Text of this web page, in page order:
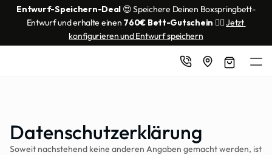
Entwurf-Speichern-Deal 😍 Speichere Deinen Boxspringbett-
Entwurf und erhalte einen 760€ Bett-Gutschein 👌🏼 Jetzt
konfigurieren und Entwurf speichern
Datenschutzerklärung
Soweit nachstehend keine anderen Angaben gemacht werden, ist